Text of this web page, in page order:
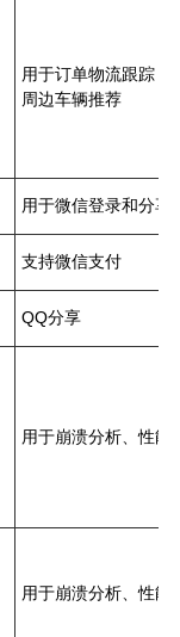
用于订单物流跟踪，
周边车辆推荐
用于微信登录和分享
支持微信支付
QQ分享
用于崩溃分析、性能
用于崩溃分析、性能